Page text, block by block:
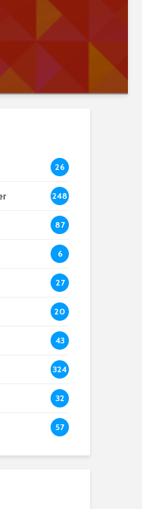
26
248
87
6
27
20
43
324
32
57